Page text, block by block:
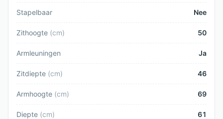
Stapelbaar Nee
Zithoogte (cm) 50
Armleuningen Ja
Zitdiepte (cm) 46
Armhoogte (cm) 69
Diepte (cm) 61